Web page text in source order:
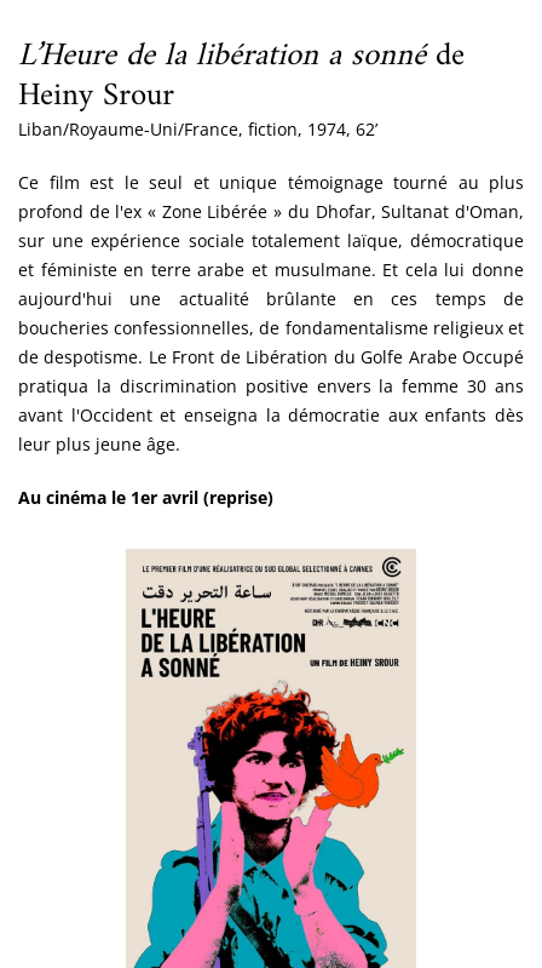
L’Heure de la libération a sonnéde
Heiny Srour
Liban/Royaume-Uni/France, fiction, 1974, 62’
Ce film est le seul et unique témoignage tourné au plus
profond de l'ex « Zone Libérée » du Dhofar, Sultanat d'Oman,
sur une expérience sociale totalement laïque, démocratique
et féministe en terre arabe et musulmane. Et cela lui donne
aujourd'hui une actualité brûlante en ces temps de
boucheries confessionnelles, de fondamentalisme religieux et
de despotisme. Le Front de Libération du Golfe Arabe Occupé
pratiqua la discrimination positive envers la femme 30 ans
avant l'Occident et enseigna la démocratie aux enfants dès
leur plus jeune âge.
Au cinéma le 1er avril (reprise)